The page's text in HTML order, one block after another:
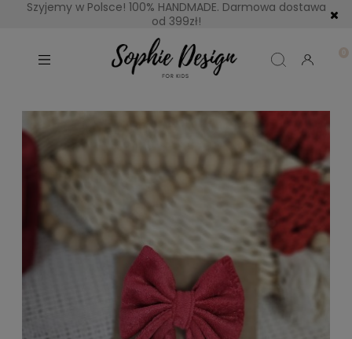
Szyjemy w Polsce! 100% HANDMADE. Darmowa dostawa
od 399zł!